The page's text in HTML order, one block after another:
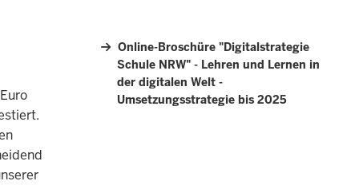
Online-Broschüre "Digitalstrategie
Schule NRW" - Lehren und Lernen in
der digitalen Welt -
Umsetzungsstrategie bis 2025